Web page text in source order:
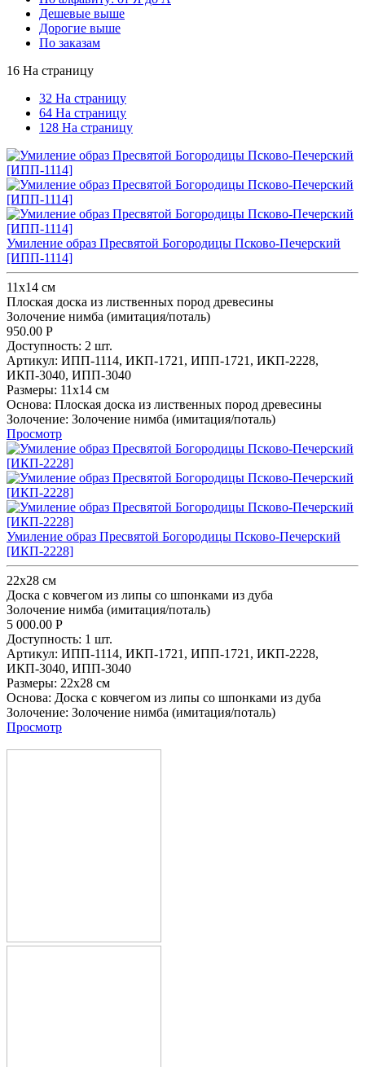
Дешевые выше
Дорогие выше
По заказам
16 На страницу
32 На страницу
64 На страницу
128 На страницу
Умиление образ Пресвятой Богородицы Псково-Печерский
[ИПП-1114]
11х14 см
Плоская доска из лиственных пород древесины
Золочение нимба (имитация/поталь)
950.00 Р
Доступность: 2 шт.
Артикул: ИПП-1114, ИКП-1721, ИПП-1721, ИКП-2228,
ИКП-3040, ИПП-3040
Размеры: 11х14 см
Основа: Плоская доска из лиственных пород древесины
Золочение: Золочение нимба (имитация/поталь)
Просмотр
Умиление образ Пресвятой Богородицы Псково-Печерский
[ИКП-2228]
22х28 см
Доска с ковчегом из липы со шпонками из дуба
Золочение нимба (имитация/поталь)
5 000.00 Р
Доступность: 1 шт.
Артикул: ИПП-1114, ИКП-1721, ИПП-1721, ИКП-2228,
ИКП-3040, ИПП-3040
Размеры: 22х28 см
Основа: Доска с ковчегом из липы со шпонками из дуба
Золочение: Золочение нимба (имитация/поталь)
Просмотр